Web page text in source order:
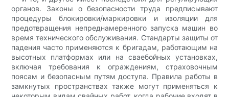
органов. Законы о безопасности труда предписывают
процедуры блокировки/маркировки и изоляции для
предотвращения непреднамеренного запуска машин во
время технического обслуживания. Стандарты защиты от
падения часто применяются к бригадам, работающим на
высотных платформах или на сваебойных установках,
включая требования к ограждениям, страховочным
поясам и безопасным путям доступа. Правила работы в
замкнутых пространствах также могут применяться к